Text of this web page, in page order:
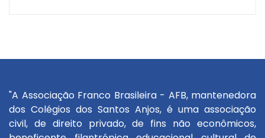
"A Associação Franco Brasileira - AFB, mantenedora
dos Colégios dos Santos Anjos, é uma associação
civil, de direito privado, de fins não econômicos,